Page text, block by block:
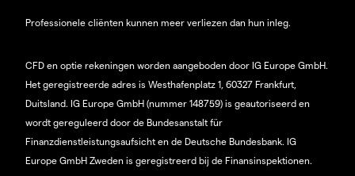
Professionele cliënten kunnen meer verliezen dan hun inleg.
CFD en optie rekeningen worden aangeboden door IG Europe GmbH.
Het geregistreerde adres is Westhafenplatz 1, 60327 Frankfurt,
Duitsland. IG Europe GmbH (nummer 148759) is geautoriseerd en
wordt gereguleerd door de Bundesanstalt für
Finanzdienstleistungsaufsicht en de Deutsche Bundesbank. IG
Europe GmbH Zweden is geregistreerd bij de Finansinspektionen.